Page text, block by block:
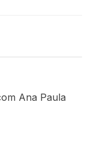
Ana Paula